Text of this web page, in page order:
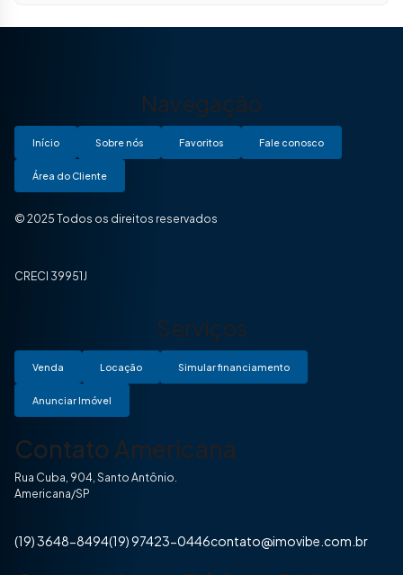
Navegação
Início Sobre nós Favoritos Fale conosco
Área do Cliente
© 2025 Todos os direitos reservados
CRECI 39951J
Serviços
Venda Locação Simular financiamento
Anunciar Imóvel
Contato Americana
Rua Cuba, 904, Santo Antônio.
Americana/SP
(19) 3648-8494(19) 97423-0446contato@imovibe.com.br